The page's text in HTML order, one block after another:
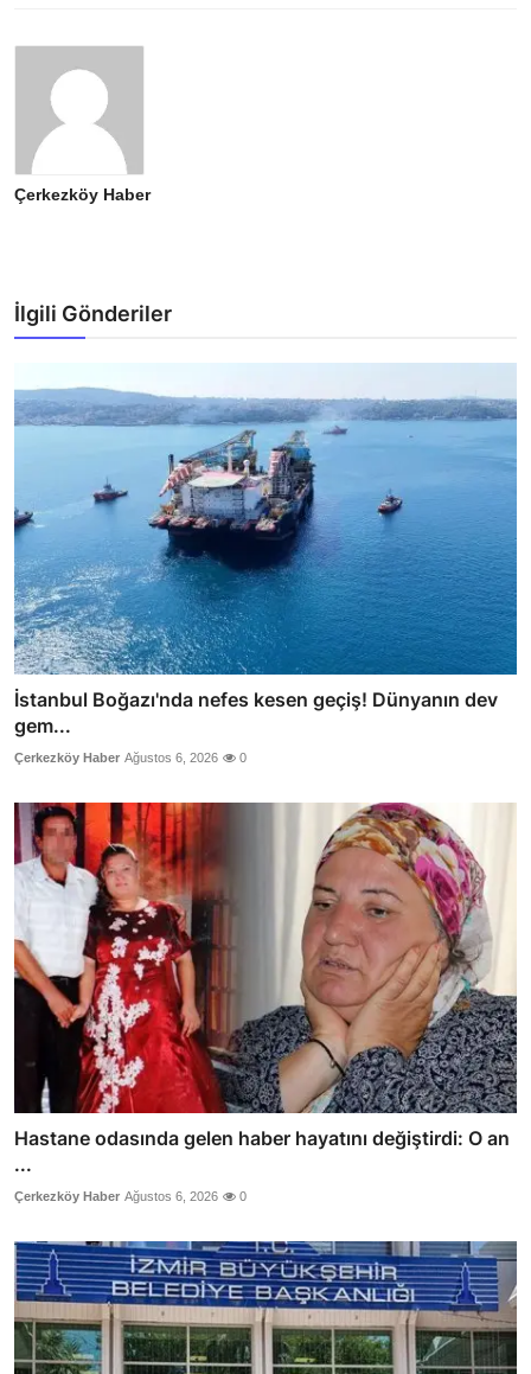
Çerkezköy Haber
İlgili Gönderiler
İstanbul Boğazı'nda nefes kesen geçiş! Dünyanın dev
gem...
Çerkezköy Haber Ağustos 6, 2026 0
Hastane odasında gelen haber hayatını değiştirdi: O an
...
Çerkezköy Haber Ağustos 6, 2026 0